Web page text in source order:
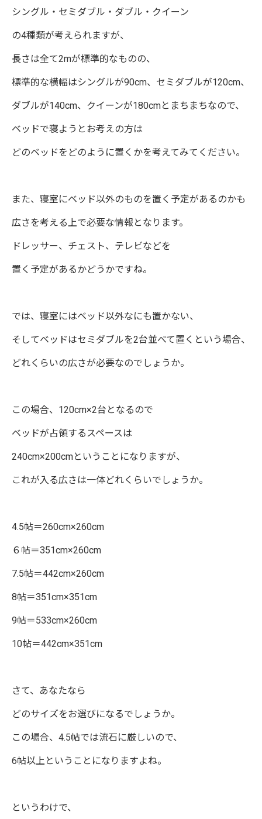
シングル・セミダブル・ダブル・クイーン
の4種類が考えられますが、
長さは全て2mが標準的なものの、
標準的な横幅はシングルが90cm、セミダブルが120cm、
ダブルが140cm、クイーンが180cmとまちまちなので、
ベッドで寝ようとお考えの方は
どのベッドをどのように置くかを考えてみてください。
また、寝室にベッド以外のものを置く予定があるのかも
広さを考える上で必要な情報となります。
ドレッサー、チェスト、テレビなどを
置く予定があるかどうかですね。
では、寝室にはベッド以外なにも置かない、
そしてベッドはセミダブルを2台並べて置くという場合、
どれくらいの広さが必要なのでしょうか。
この場合、120cm×2台となるので
ベッドが占領するスペースは
240cm×200cmということになりますが、
これが入る広さは一体どれくらいでしょうか。
4.5帖＝260cm×260cm
６帖＝351cm×260cm
7.5帖＝442cm×260cm
8帖＝351cm×351cm
9帖＝533cm×260cm
10帖＝442cm×351cm
さて、あなたなら
どのサイズをお選びになるでしょうか。
この場合、4.5帖では流石に厳しいので、
6帖以上ということになりますよね。
というわけで、